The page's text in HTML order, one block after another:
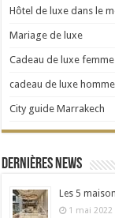
Hôtel de luxe dans le
Mariage de luxe
Cadeau de luxe femme
cadeau de luxe homme
City guide Marrakech
Dernières news
Les 5
1 mai 2022